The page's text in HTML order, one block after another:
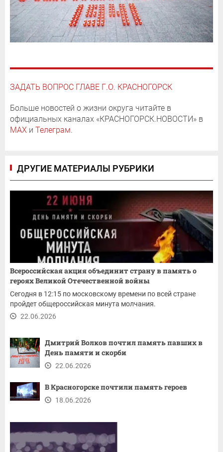
ЗАДАТЬ ВОПРОС ГЛАВЕ Г.О. КРАСНОГОРСК
Больше новостей о жизни округа читайте в
официальных каналах «КРАСНОГОРСК.НОВОСТИ» в
MAX и Телеграм.
ДРУГИЕ МАТЕРИАЛЫ РУБРИКИ
Всероссийская акция объединит страну в память о
героях Великой Отечественной войны
Сегодня в 12:15 по московскому времени по всей стране
пройдет общероссийская минута молчания.
22.06.2026
Дмитрий Волков почтил память павших в
День памяти и скорби
22.06.2026
В Красногорске почтили память героев
18.06.2026